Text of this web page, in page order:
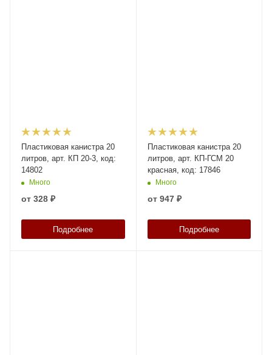
Пластиковая канистра 20
литров, арт. КП 20-3, код:
14802
Много
от 328 ₽
Подробнее
Пластиковая канистра 20
литров, арт. КП-ГСМ 20
красная, код: 17846
Много
от 947 ₽
Подробнее